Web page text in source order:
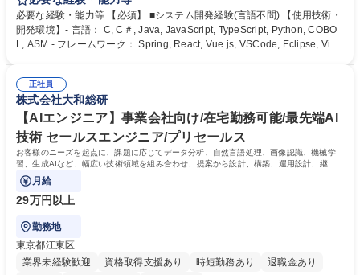
を検討します。役割の兼務も多く、実態に即した柔軟な働き方が可能で
す。 募集職種 【アプリエンジニア】金融業界向け/シンクタンク/福利厚生
◎
必要な経験・能力等 【必須】 ■システム開発経験(言語不問) 【使用技術・
開発環境】- 言語： C, C＃, Java, JavaScript, TypeScript, Python, COBO
L, ASM - フレームワーク： Spring, React, Vue.js, VSCode, Eclipse, Visu
学力： 資格：
正社員
株式会社大和総研
【AIエンジニア】事業会社向け/在宅勤務可能/最先端AI
技術 セールスエンジニア/プリセールス
お客様のニーズを起点に、課題に応じてデータ分析、自然言語処理、画像認識、機械学
習、生成AIなど、幅広い技術領域を組み合わせ、提案から設計、構築、運用設計、継続
的な改善までを一貫してお任せいたします。
月給
29万円以上
勤務地
東京都江東区
業界未経験歓迎
資格取得支援あり 時短勤務あり
退職金あり